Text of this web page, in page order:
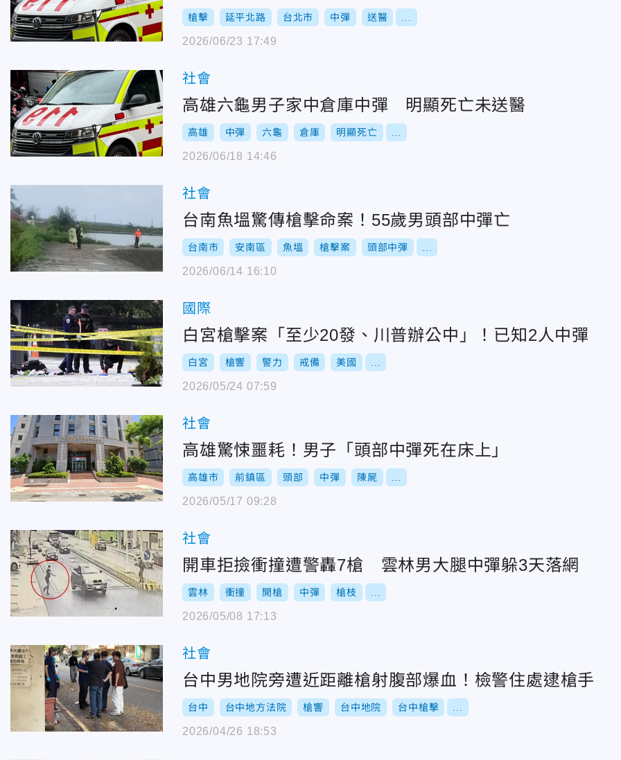
槍擊 延平北路 台北市 中彈 送醫
2026/06/23 17:49
社會
高雄六龜男子家中倉庫中彈 明顯死亡未送醫
高雄 中彈 六龜 倉庫 明顯死亡
2026/06/18 14:46
社會
台南魚塭驚傳槍擊命案！55歲男頭部中彈亡
台南市 安南區 魚塭 槍擊案 頭部中彈
2026/06/14 16:10
國際
白宮槍擊案「至少20發、川普辦公中」！已知2人中彈
白宮 槍響 警力 戒備 美國
2026/05/24 07:59
社會
高雄驚悚噩耗！男子「頭部中彈死在床上」
高雄市 前鎮區 頭部 中彈 陳屍
2026/05/17 09:28
社會
開車拒撿衝撞遭警轟7槍 雲林男大腿中彈躲3天落網
雲林 衝撞 開槍 中彈 槍枝
2026/05/08 17:13
社會
台中男地院旁遭近距離槍射腹部爆血！檢警住處逮槍手
台中 台中地方法院 槍響 台中地院 台中槍擊
2026/04/26 18:53